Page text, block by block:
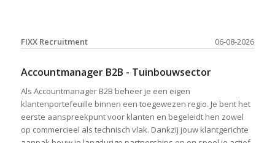
06-08-2026
FIXX Recruitment
Accountmanager B2B - Tuinbouwsector
Als Accountmanager B2B beheer je een eigen
klantenportefeuille binnen een toegewezen regio. Je bent het
eerste aanspreekpunt voor klanten en begeleidt hen zowel
op commercieel als technisch vlak. Dankzij jouw klantgerichte